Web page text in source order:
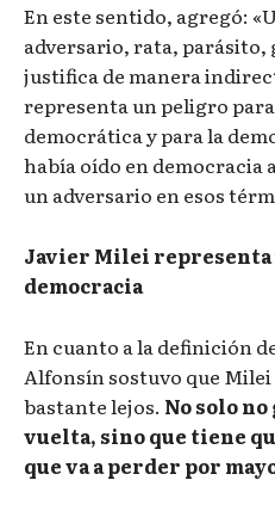
En este sentido, agregó:
adversario, rata, parásito,
justifica de manera
representa un peligro
democrática y para la
había oído en democracia
un adversario en esos
Javier Milei representa
democracia
En cuanto a la definición
Alfonsín sostuvo que Milei
bastante lejos. No solo
vuelta, sino que tiene
que va a perder por